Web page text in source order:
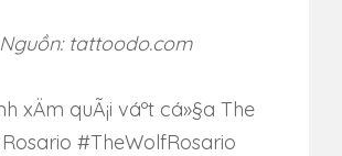
Nguồn: tattoodo.com